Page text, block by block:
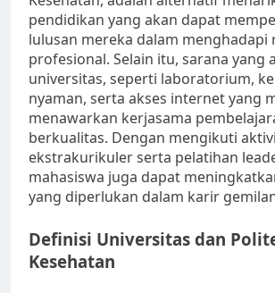
pendidikan yang akan dapat
lulusan mereka dalam menghadapi
profesional. Selain itu, sarana yang
universitas, seperti laboratorium,
nyaman, serta akses internet yang
menawarkan kerjasama
berkualitas. Dengan mengikuti
ekstrakurikuler serta pelatihan
mahasiswa juga dapat
yang diperlukan dalam karir
Definisi Universitas dan
Kesehatan